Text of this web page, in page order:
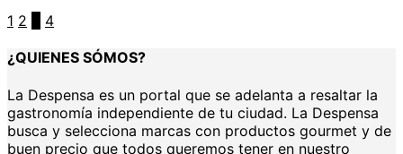
1 2 4
¿QUIENES SÓMOS?
La Despensa es un portal que se adelanta a resaltar la
gastronomía independiente de tu ciudad. La Despensa
busca y selecciona marcas con productos gourmet y de
buen precio que todos queremos tener en nuestro